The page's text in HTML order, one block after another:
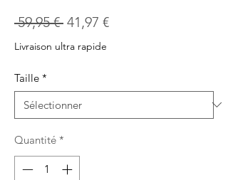
59,95 € Prix
original
41,97 €Prix
Livraison ultra rapide
Taille *
Quantité *